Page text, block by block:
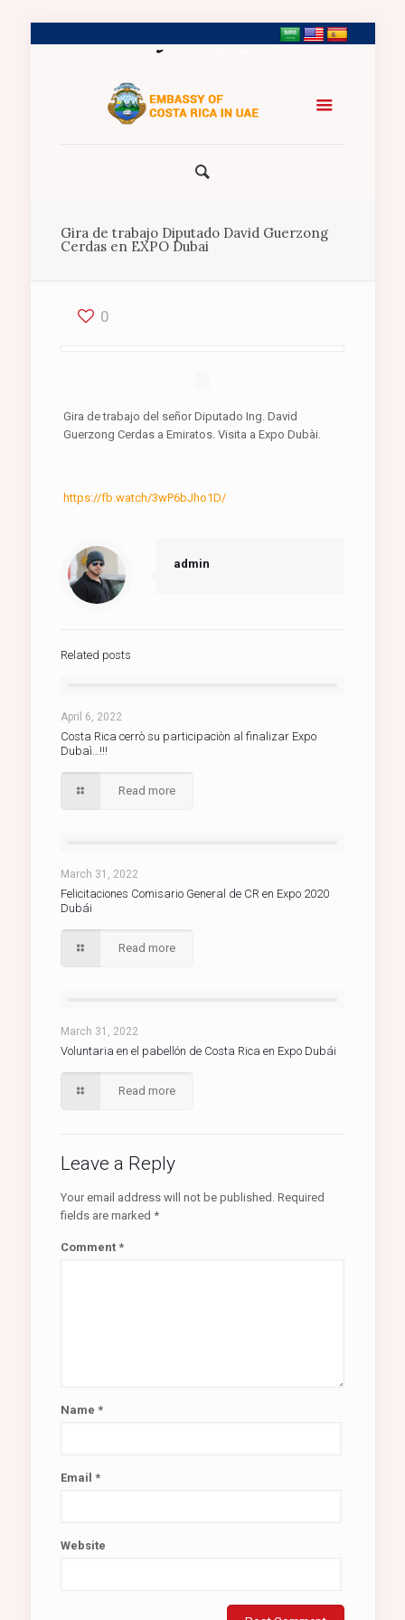
+971 2 5547458
Gira de trabajo Diputado David Guerzong
Cerdas en EXPO Dubai
0
Gira de trabajo del señor Diputado Ing. David
Guerzong Cerdas a Emiratos. Visita a Expo Dubài.
https://fb.watch/3wP6bJho1D/
admin
Related posts
April 6, 2022
Costa Rica cerrò su participaciòn al finalizar Expo
Dubaì…!!!
Read more
March 31, 2022
Felicitaciones Comisario General de CR en Expo 2020
Dubái
Read more
March 31, 2022
Voluntaria en el pabellón de Costa Rica en Expo Dubái
Read more
Leave a Reply
Your email address will not be published. Required
fields are marked *
Comment *
Name *
Email *
Website